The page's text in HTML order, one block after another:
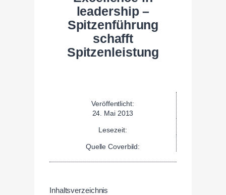
leadership –
Spitzenführung
schafft
Spitzenleistung
Veröffentlicht:
24. Mai 2013
Lesezeit:
Quelle Coverbild:
Inhaltsverzeichnis